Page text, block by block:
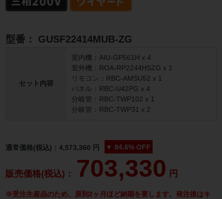
型番： GUSF22414MUB-ZG
セット内容
室内機：AIU-GP561H x 4
室外機：ROA-RP2244HSZG x 1
リモコン：RBC-AMSU52 x 1
パネル：RBC-U42PG x 4
分岐管：RBC-TWP102 x 1
分岐管：RBC-TWP31 x 2
通常価格(税込)：4,573,360 円 ▼ 84.6% OFF
販売価格(税込)： 703,330 円
※受注生産品のため、原則2ヶ月ほど納期を要します。発注後はキ